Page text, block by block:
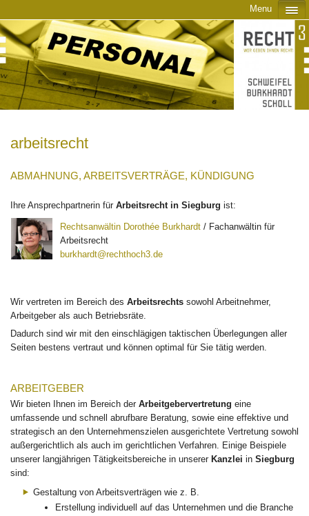
Menu
arbeitsrecht
ABMAHNUNG, ARBEITSVERTRÄGE, KÜNDIGUNG
Ihre Ansprechpartnerin für Arbeitsrecht in Siegburg ist:
Rechtsanwältin Dorothée Burkhardt / Fachanwältin für
Arbeitsrecht
burkhardt@rechthoch3.de
Wir vertreten im Bereich des Arbeitsrechts sowohl Arbeitnehmer,
Arbeitgeber als auch Betriebsräte.
Dadurch sind wir mit den einschlägigen taktischen Überlegungen aller
Seiten bestens vertraut und können optimal für Sie tätig werden.
ARBEITGEBER
Wir bieten Ihnen im Bereich der Arbeitgebervertretung eine
umfassende und schnell abrufbare Beratung, sowie eine effektive und
strategisch an den Unternehmenszielen ausgerichtete Vertretung sowohl
außergerichtlich als auch im gerichtlichen Verfahren. Einige Beispiele
unserer langjährigen Tätigkeitsbereiche in unserer Kanzlei in Siegburg
sind:
Gestaltung von Arbeitsverträgen wie z. B.
Erstellung individuell auf das Unternehmen und die Branche